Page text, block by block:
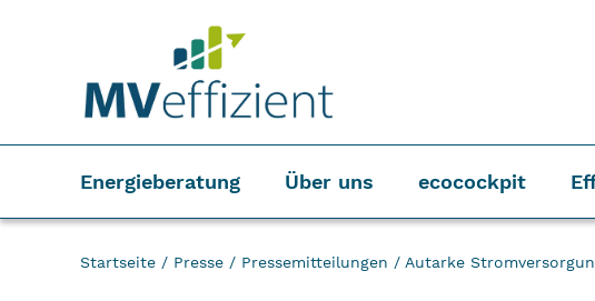
Energieberatung Über uns ecocockpit
Startseite / Presse / Pressemitteilungen / Autarke